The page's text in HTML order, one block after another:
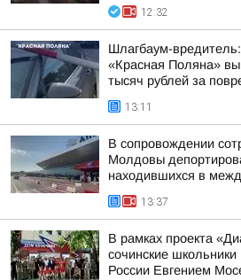
12:32
Шлагбаум-
«Красная Поляна»
тысяч рублей за
13:11
В сопровождении
Молдовы
находившихся в
13:37
В рамках проекта
сочинские
России Евгением